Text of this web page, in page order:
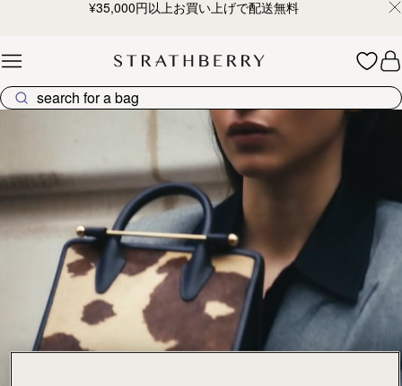
Skip to content¥35,000円以上お買い上げで配送無料